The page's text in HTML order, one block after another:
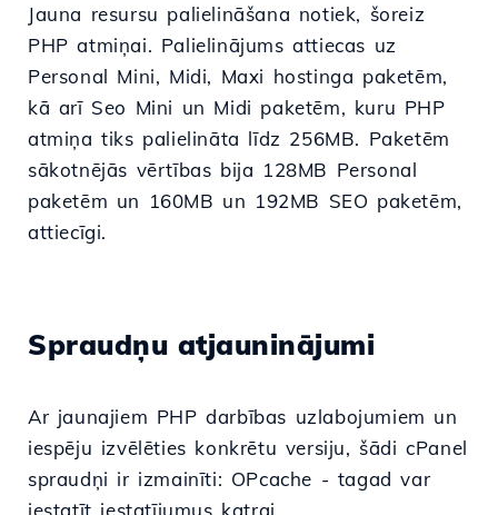
Jauna resursu palielināšana notiek, šoreiz
PHP atmiņai. Palielinājums attiecas uz
Personal Mini, Midi, Maxi hostinga paketēm,
kā arī Seo Mini un Midi paketēm, kuru PHP
atmiņa tiks palielināta līdz 256MB. Paketēm
sākotnējās vērtības bija 128MB Personal
paketēm un 160MB un 192MB SEO paketēm,
attiecīgi.
Spraudņu atjauninājumi
Ar jaunajiem PHP darbības uzlabojumiem un
iespēju izvēlēties konkrētu versiju, šādi cPanel
spraudņi ir izmainīti: OPcache - tagad var
iestatīt iestatījumus katrai